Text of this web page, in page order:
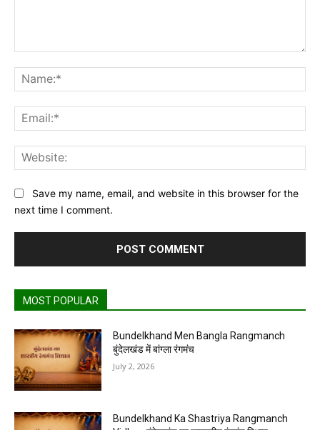
Save my name, email, and website in this browser for the
next time I comment.
MOST POPULAR
Bundelkhand Men Bangla Rangmanch
बुंदेलखंड में बांग्ला रंगमंच
July 2, 2026
Bundelkhand Ka Shastriya Rangmanch